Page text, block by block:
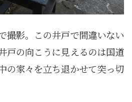
撮影。この井戸で間違いない
戸の向こうに見えるのは国道
の家々を立ち退かせて突っ切